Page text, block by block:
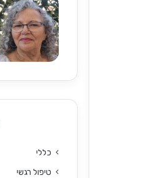
כללי
טיפול רגשי